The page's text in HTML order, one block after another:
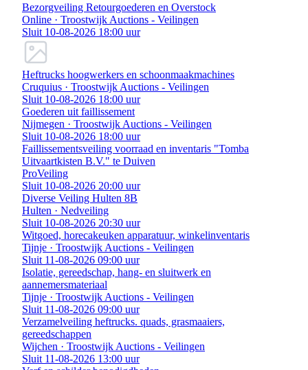
Bezorgveiling Retourgoederen en Overstock
Online · Troostwijk Auctions - Veilingen
Sluit 10-08-2026 18:00 uur
Heftrucks hoogwerkers en schoonmaakmachines
Cruquius · Troostwijk Auctions - Veilingen
Sluit 10-08-2026 18:00 uur
Goederen uit faillissement
Nijmegen · Troostwijk Auctions - Veilingen
Sluit 10-08-2026 18:00 uur
Faillissementsveiling voorraad en inventaris "Tomba
Uitvaartkisten B.V." te Duiven
ProVeiling
Sluit 10-08-2026 20:00 uur
Diverse Veiling Hulten 8B
Hulten · Nedveiling
Sluit 10-08-2026 20:30 uur
Witgoed, horecakeuken apparatuur, winkelinventaris
Tijnje · Troostwijk Auctions - Veilingen
Sluit 11-08-2026 09:00 uur
Isolatie, gereedschap, hang- en sluitwerk en
aannemersmateriaal
Tijnje · Troostwijk Auctions - Veilingen
Sluit 11-08-2026 09:00 uur
Verzamelveiling heftrucks. quads, grasmaaiers,
gereedschappen
Wijchen · Troostwijk Auctions - Veilingen
Sluit 11-08-2026 13:00 uur